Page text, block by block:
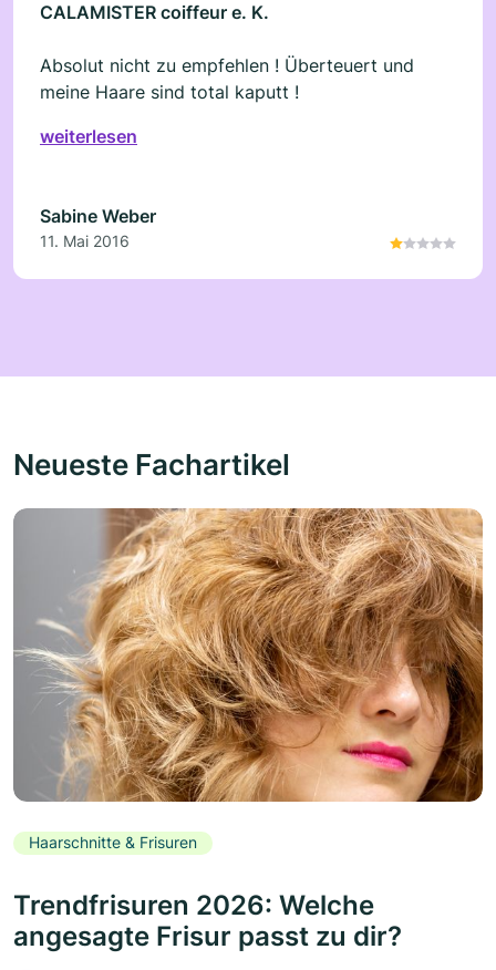
CALAMISTER coiffeur e. K.
Absolut nicht zu empfehlen ! Überteuert und
meine Haare sind total kaputt !
weiterlesen
Sabine Weber
11. Mai 2016
Neueste Fachartikel
Haarschnitte & Frisuren
Trendfrisuren 2026: Welche
angesagte Frisur passt zu dir?